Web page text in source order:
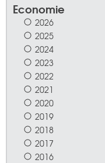
Economie
2026
2025
2024
2023
2022
2021
2020
2019
2018
2017
2016